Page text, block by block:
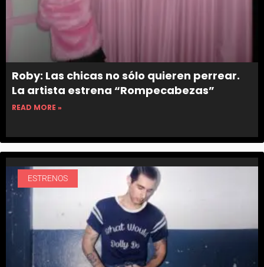
Roby: Las chicas no sólo quieren perrear.
La artista estrena “Rompecabezas”
READ MORE »
ESTRENOS